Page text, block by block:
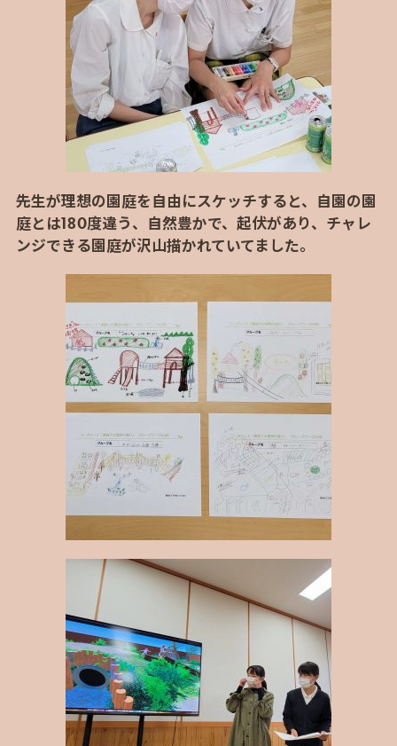
先生が理想の園庭を自由にスケッチすると、自園の園
庭とは180度違う、自然豊かで、起伏があり、チャレ
ンジできる園庭が沢山描かれていてました。